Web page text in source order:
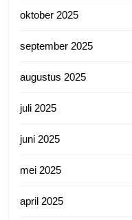
oktober 2025
september 2025
augustus 2025
juli 2025
juni 2025
mei 2025
april 2025